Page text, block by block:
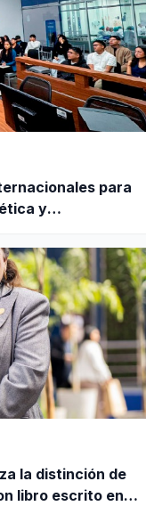
para
y
la distinción de
libro escrito en